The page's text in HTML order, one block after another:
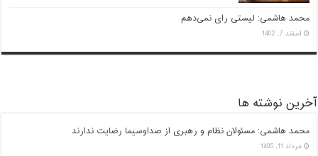
محمد هاشمی: لیستی رای نمی‌دهم
اسفند 7, 1402
آخرین نوشته ها
محمد هاشمی: مسئولان نظام و رهبری از صداوسیما رضایت ندارند
مرداد 11, 1405